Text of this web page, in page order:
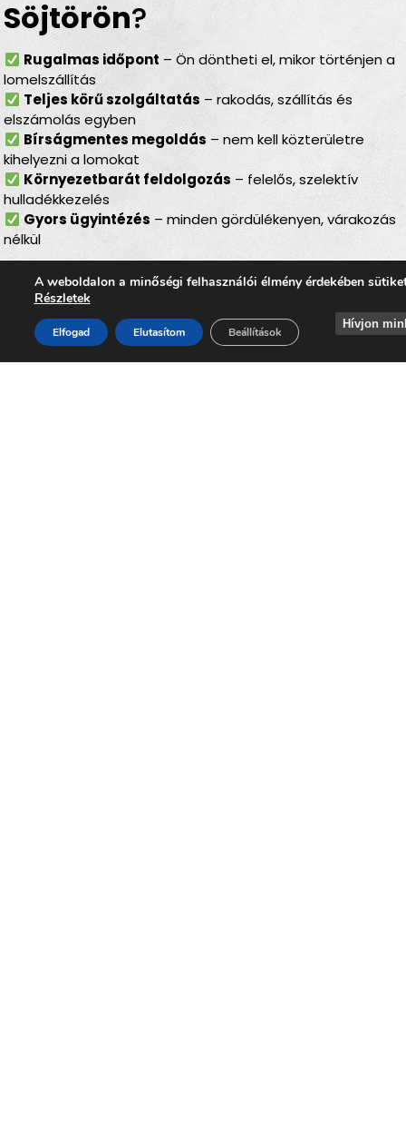
Söjtörön?
Rugalmas időpont – Ön döntheti el, mikor történjen a
lomelszállítás
Teljes körű szolgáltatás – rakodás, szállítás és
elszámolás egyben
Bírságmentes megoldás – nem kell közterületre
kihelyezni a lomokat
Környezetbarát feldolgozás – felelős, szelektív
hulladékkezelés
Gyors ügyintézés – minden gördülékenyen, várakozás
nélkül
LomtalanításSöjtörön–
ideális választás minden
helyzetben
A weboldalon a minőségi felhasználói élmény érdekében
Részletek
Elfogad Elutasítom Beállítások
Hívjon